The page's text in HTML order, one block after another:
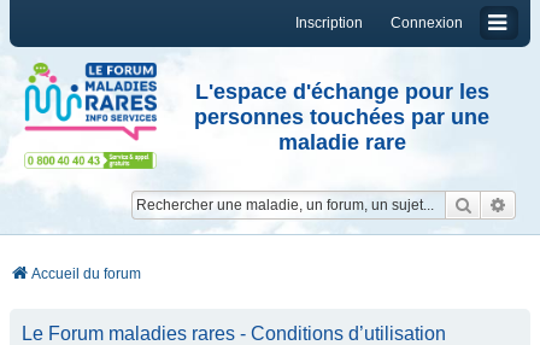
Connexion
Inscription
L'espace d'échange pour les
personnes touchées par une
maladie rare
Accueil du forum
Le Forum maladies rares - Conditions d’utilisation